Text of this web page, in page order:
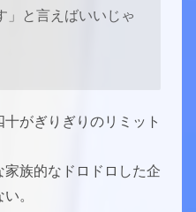
」と言えばいいじゃ
がぎりぎりのリミット
族的なドロドロした企
。